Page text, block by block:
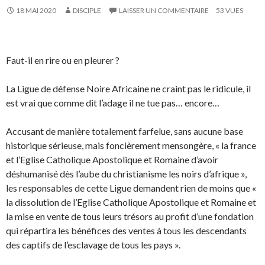
18 MAI 2020 DISCIPLE LAISSER UN COMMENTAIRE 53 VUES
Faut-il en rire ou en pleurer ?
La Ligue de défense Noire Africaine ne craint pas le ridicule, il
est vrai que comme dit l’adage il ne tue pas… encore…
Accusant de manière totalement farfelue, sans aucune base
historique sérieuse, mais foncièrement mensongère, « la france
et l’Eglise Catholique Apostolique et Romaine d’avoir
déshumanisé dès l’aube du christianisme les noirs d’afrique »,
les responsables de cette Ligue demandent rien de moins que «
la dissolution de l’Eglise Catholique Apostolique et Romaine et
la mise en vente de tous leurs trésors au profit d’une fondation
qui répartira les bénéfices des ventes à tous les descendants
des captifs de l’esclavage de tous les pays ».